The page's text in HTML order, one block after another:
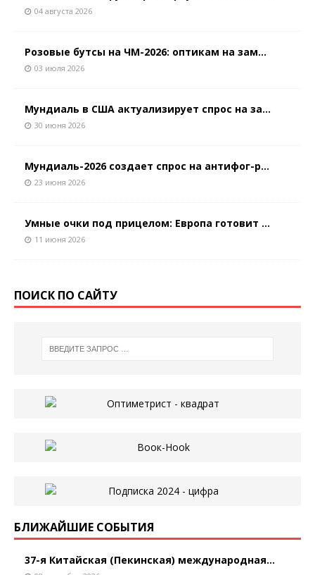
04 августа 2026
Розовые бутсы на ЧМ-2026: оптикам на зам...
03 июля 2026
Мундиаль в США актуализирует спрос на за...
30 июня 2026
Мундиаль-2026 создает спрос на антифог-р...
23 июня 2026
Умные очки под прицелом: Европа готовит ...
11 июня 2026
ПОИСК ПО САЙТУ
БЛИЖАЙШИЕ СОБЫТИЯ
37-я Китайская (Пекинская) международная...